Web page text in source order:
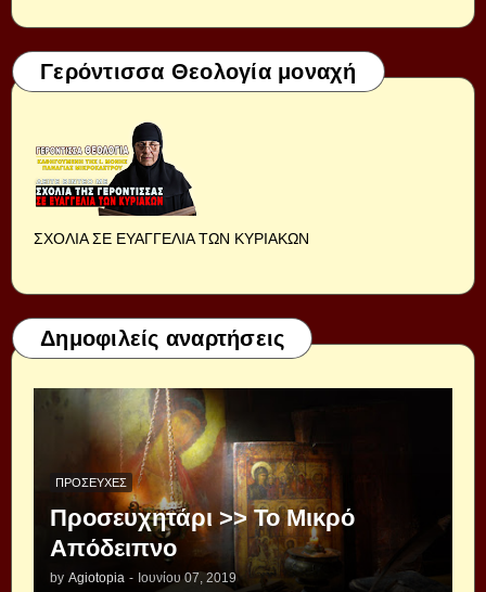
Γερόντισσα Θεολογία μοναχή
ΣΧΟΛΙΑ ΣΕ ΕΥΑΓΓΕΛΙΑ ΤΩΝ ΚΥΡΙΑΚΩΝ
Δημοφιλείς αναρτήσεις
ΠΡΟΣΕΥΧΈΣ
Προσευχητάρι >> Το Μικρό
Απόδειπνο
by Agiotopia - Ιουνίου 07, 2019